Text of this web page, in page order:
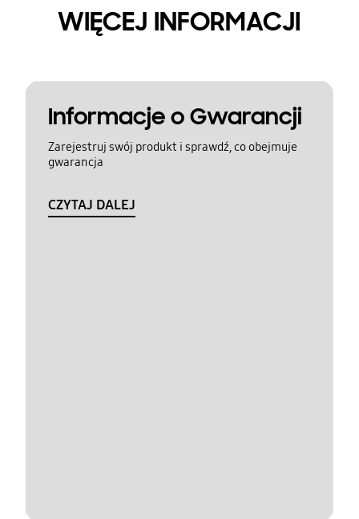
WIĘCEJ INFORMACJI
Informacje o Gwarancji
Zarejestruj swój produkt i sprawdź, co obejmuje
gwarancja
CZYTAJ DALEJ